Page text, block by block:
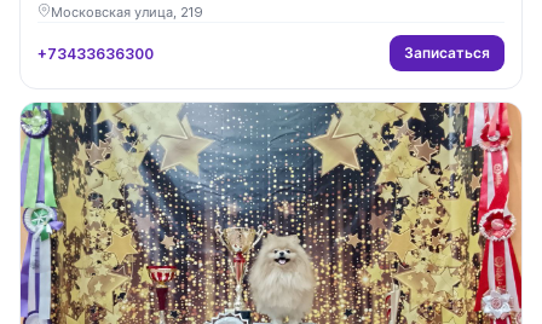
Московская улица, 219
+73433636300 Записаться